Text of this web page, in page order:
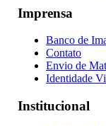
Imprensa
Banco de
Contato
Envio de
Identidade
Institucional